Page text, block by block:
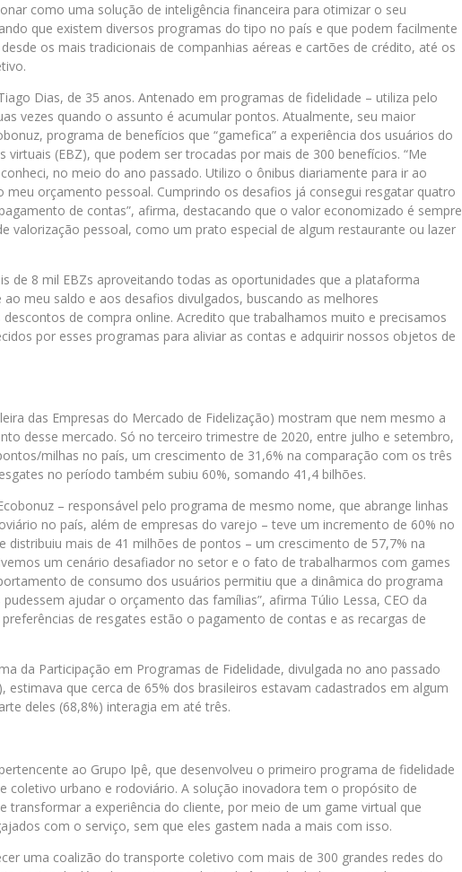
como uma solução de inteligência financeira para otimizar o seu
que existem diversos programas do tipo no país e que podem facilmente
os mais tradicionais de companhias aéreas e cartões de crédito, até os
Dias, de 35 anos. Antenado em programas de fidelidade – utiliza pelo
vezes quando o assunto é acumular pontos. Atualmente, seu maior
programa de benefícios que “gamefica” a experiência dos usuários do
(EBZ), que podem ser trocadas por mais de 300 benefícios. “Me
no meio do ano passado. Utilizo o ônibus diariamente para ir ao
orçamento pessoal. Cumprindo os desafios já consegui resgatar quatro
de contas”, afirma, destacando que o valor economizado é sempre
valorização pessoal, como um prato especial de algum restaurante ou lazer
de 8 mil EBZs aproveitando todas as oportunidades que a plataforma
meu saldo e aos desafios divulgados, buscando as melhores
descontos de compra online. Acredito que trabalhamos muito e precisamos
por esses programas para aliviar as contas e adquirir nossos objetos de
das Empresas do Mercado de Fidelização) mostram que nem mesmo a
desse mercado. Só no terceiro trimestre de 2020, entre julho e setembro,
milhas no país, um crescimento de 31,6% na comparação com os três
no período também subiu 60%, somando 41,4 bilhões.
– responsável pelo programa de mesmo nome, que abrange linhas
no país, além de empresas do varejo – teve um incremento de 60% no
distribuiu mais de 41 milhões de pontos – um crescimento de 57,7% na
um cenário desafiador no setor e o fato de trabalharmos com games
de consumo dos usuários permitiu que a dinâmica do programa
ajudar o orçamento das famílias”, afirma Túlio Lessa, CEO da
de resgates estão o pagamento de contas e as recargas de
da Participação em Programas de Fidelidade, divulgada no ano passado
estimava que cerca de 65% dos brasileiros estavam cadastrados em algum
deles (68,8%) interagia em até três.
ao Grupo Ipê, que desenvolveu o primeiro programa de fidelidade
coletivo urbano e rodoviário. A solução inovadora tem o propósito de
transformar a experiência do cliente, por meio de um game virtual que
com o serviço, sem que eles gastem nada a mais com isso.
uma coalizão do transporte coletivo com mais de 300 grandes redes do